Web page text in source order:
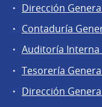
Dirección
Contaduría
Auditoría Interna
Tesorería
Dirección